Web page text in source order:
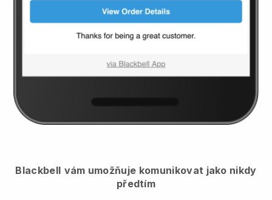
Blackbell vám umožňuje komunikovat jako nikdy
předtím